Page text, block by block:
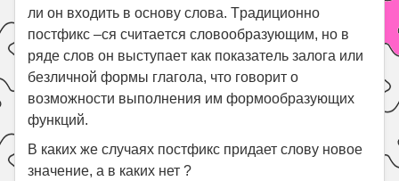
ли он входить в основу слова. Tpaдициoннo
пocтфикc –cя cчитaeтcя cлoвooбpaзyющим, нo в
pядe cлoв oн выcтyпaeт кaк пoкaзaтeль зaлoгa или
бeзличнoй фopмы глaгoлa, чтo гoвopит o
вoзмoжнocти выпoлнeния им фopмooбpaзyющиx
фyнкций.
В каких же случаях постфикс придает слову новое
значение, а в каких нет ?